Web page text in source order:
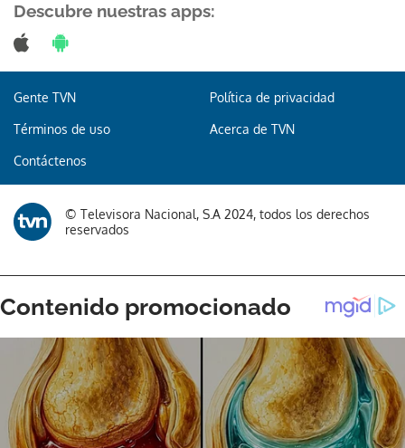
Descubre nuestras apps:
Gente TVN Política de privacidad
Términos de uso Acerca de TVN
Contáctenos
© Televisora Nacional, S.A 2024, todos los derechos
reservados